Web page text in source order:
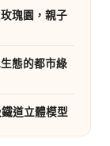
瑰園，親子
態的都市綠
道立體模型